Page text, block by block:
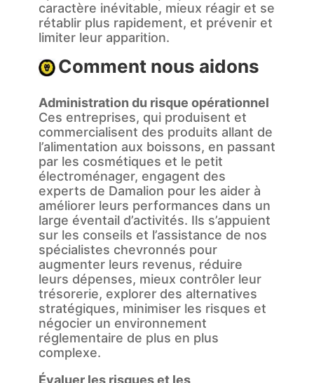
caractère inévitable, mieux réagir et se
rétablir plus rapidement, et prévenir et
limiter leur apparition.
Comment nous aidons
Administration du risque opérationnel
Ces entreprises, qui produisent et
commercialisent des produits allant de
l’alimentation aux boissons, en passant
par les cosmétiques et le petit
électroménager, engagent des
experts de Damalion pour les aider à
améliorer leurs performances dans un
large éventail d’activités. Ils s’appuient
sur les conseils et l’assistance de nos
spécialistes chevronnés pour
augmenter leurs revenus, réduire
leurs dépenses, mieux contrôler leur
trésorerie, explorer des alternatives
stratégiques, minimiser les risques et
négocier un environnement
réglementaire de plus en plus
complexe.
Évaluer les risques et les